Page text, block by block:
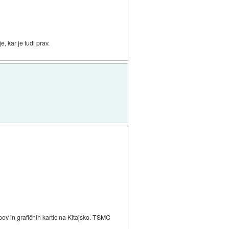
kar je tudi prav.
in grafičnih kartic na Kitajsko. TSMC